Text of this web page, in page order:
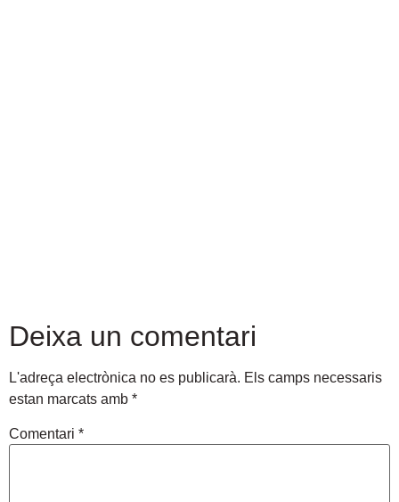
Deixa un comentari
L'adreça electrònica no es publicarà. Els camps necessaris
estan marcats amb *
Comentari *